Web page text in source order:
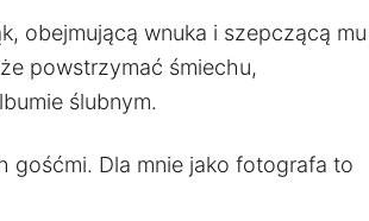
obejmującą wnuka i szepczącą mu
powstrzymać śmiechu,
ślubnym.
gośćmi. Dla mnie jako fotografa to